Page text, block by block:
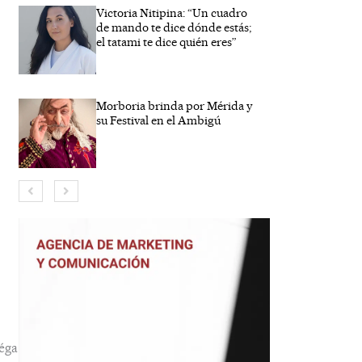
Victoria Nitipina: “Un cuadro
de mando te dice dónde estás;
el tatami te dice quién eres”
Morboria brinda por Mérida y
su Festival en el Ambigú